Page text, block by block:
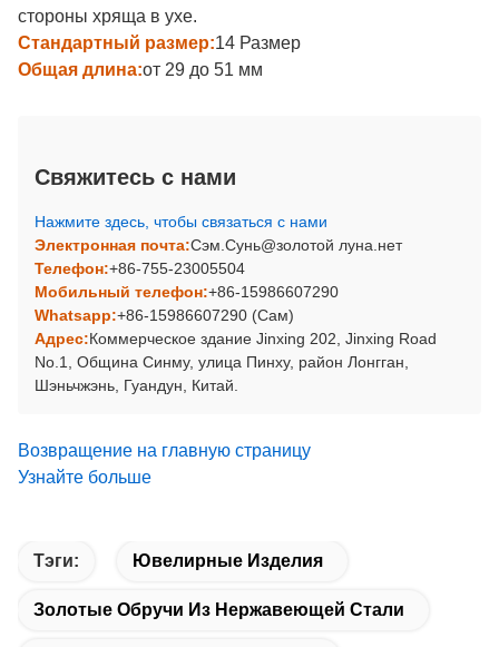
стороны хряща в ухе.
Стандартный размер:14 Размер
Общая длина:от 29 до 51 мм
Свяжитесь с нами
Нажмите здесь, чтобы связаться с нами
Электронная почта:Сэм.Сунь@золотой луна.нет
Телефон:+86-755-23005504
Мобильный телефон:+86-15986607290
Whatsapp:+86-15986607290 (Сам)
Адрес:Коммерческое здание Jinxing 202, Jinxing Road
No.1, Община Синму, улица Пинху, район Лонгган,
Шэньчжэнь, Гуандун, Китай.
Возвращение на главную страницу
Узнайте больше
Тэги: Ювелирные Изделия
Золотые Обручи Из Нержавеющей Стали